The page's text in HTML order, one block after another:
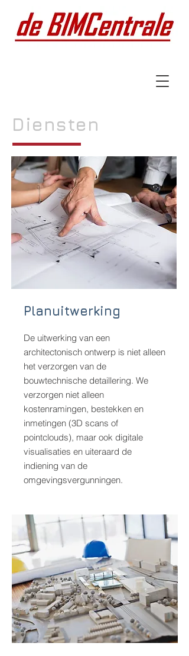
Diensten
Planuitwerking
De uitwerking van een
architectonisch ontwerp is niet alleen
het verzorgen van de
bouwtechnische detaillering. We
verzorgen niet alleen
kostenramingen, bestekken en
inmetingen (3D scans of
pointclouds), maar ook digitale
visualisaties en uiteraard de
indiening van de
omgevingsvergunningen.